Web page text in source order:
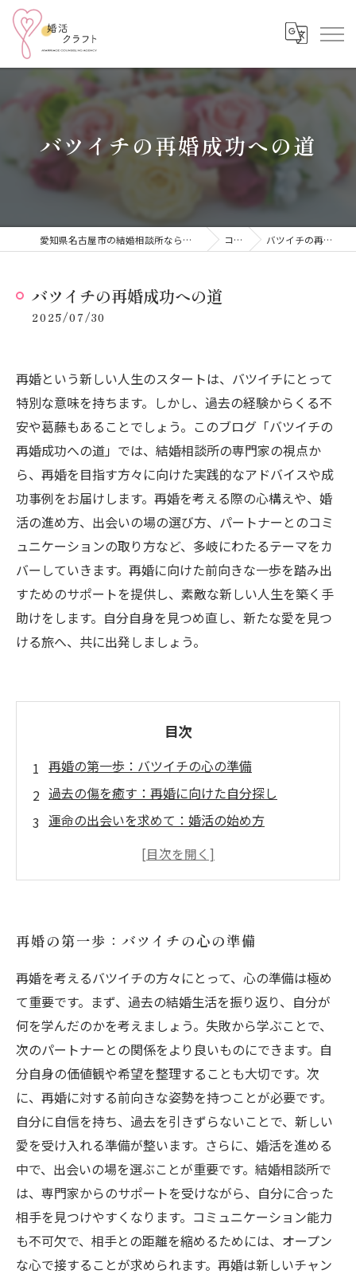
バツイチの再婚成功への道
愛知県名古屋市の結婚相談所なら結婚相談所 婚活クラフト コラム バツイチの再婚成功への道
バツイチの再婚成功への道
2025/07/30
再婚という新しい人生のスタートは、バツイチにとって
特別な意味を持ちます。しかし、過去の経験からくる不
安や葛藤もあることでしょう。このブログ「バツイチの
再婚成功への道」では、結婚相談所の専門家の視点か
ら、再婚を目指す方々に向けた実践的なアドバイスや成
功事例をお届けします。再婚を考える際の心構えや、婚
活の進め方、出会いの場の選び方、パートナーとのコミ
ュニケーションの取り方など、多岐にわたるテーマをカ
バーしていきます。再婚に向けた前向きな一歩を踏み出
すためのサポートを提供し、素敵な新しい人生を築く手
助けをします。自分自身を見つめ直し、新たな愛を見つ
ける旅へ、共に出発しましょう。
目次
再婚の第一歩：バツイチの心の準備
過去の傷を癒す：再婚に向けた自分探し
運命の出会いを求めて：婚活の始め方
新たな愛との対話：パートナーとのコミュニケ
再婚を成功させるための心構えと実践的アドバ
イス
再婚後の新しい人生：幸せを築くためのステッ
プ
再婚の第一歩：バツイチの心の準備
再婚を考えるバツイチの方々にとって、心の準備は極め
て重要です。まず、過去の結婚生活を振り返り、自分が
何を学んだのかを考えましょう。失敗から学ぶことで、
次のパートナーとの関係をより良いものにできます。自
分自身の価値観や希望を整理することも大切です。次
に、再婚に対する前向きな姿勢を持つことが必要です。
自分に自信を持ち、過去を引きずらないことで、新しい
愛を受け入れる準備が整います。さらに、婚活を進める
中で、出会いの場を選ぶことが重要です。結婚相談所で
は、専門家からのサポートを受けながら、自分に合った
相手を見つけやすくなります。コミュニケーション能力
も不可欠で、相手との距離を縮めるためには、オープン
な心で接することが求められます。再婚は新しいチャン